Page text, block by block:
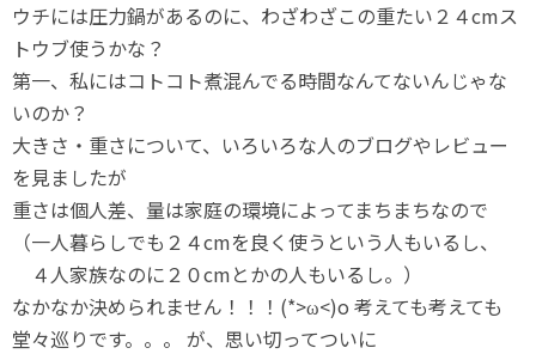
ウチには圧力鍋があるのに、わざわざこの重たい２４cmス
トウブ使うかな？
第一、私にはコトコト煮混んでる時間なんてないんじゃな
いのか？
大きさ・重さについて、いろいろな人のブログやレビュー
を見ましたが
重さは個人差、量は家庭の環境によってまちまちなので
（一人暮らしでも２４cmを良く使うという人もいるし、
４人家族なのに２０cmとかの人もいるし。）
なかなか決められません！！！(*>ω<)o 考えても考えても
堂々巡りです。。。 が、思い切ってついに